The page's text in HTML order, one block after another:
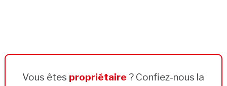
Vous êtes propriétaire ? Confiez-nous la